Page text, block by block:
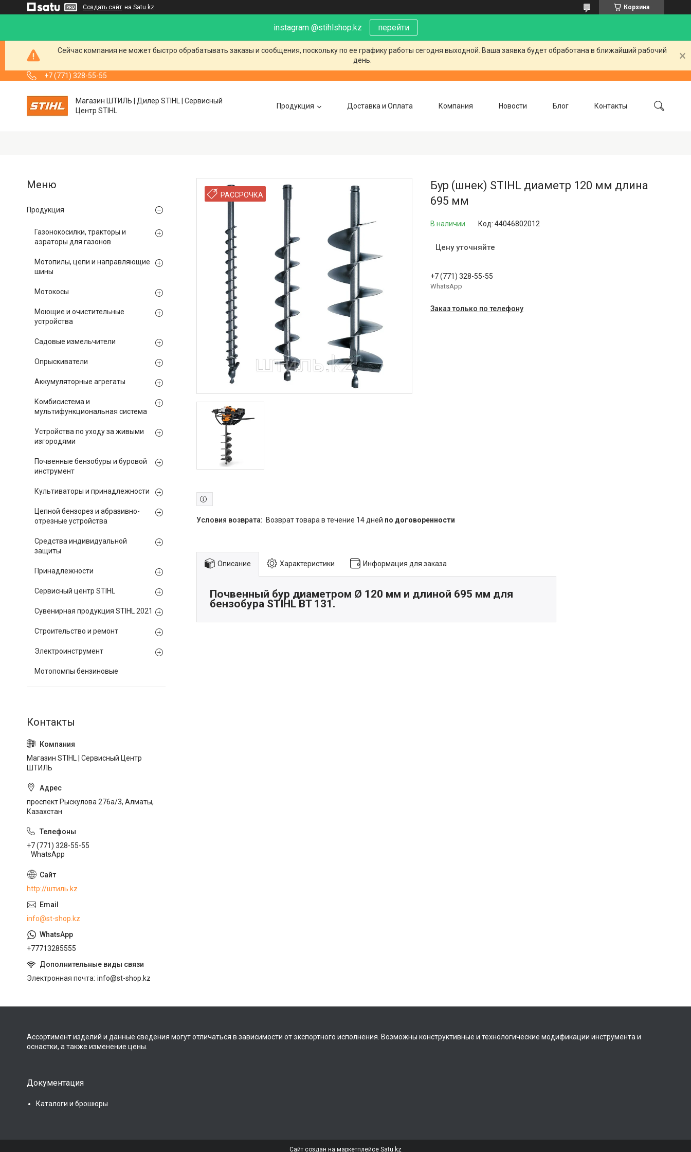
Создать сайт на Satu.kz Корзина
instagram @stihlshop.kz перейти
Сейчас компания не может быстро обрабатывать заказы и сообщения, поскольку по ее графику работы сегодня выходной. Ваша заявка будет обработана в ближайший рабочий
день.
+7 (771) 328-55-55
Магазин ШТИЛЬ | Дилер STIHL | Сервисный
Центр STIHL
Продукция Доставка и Оплата Компания Новости Блог Контакты
РАССРОЧКА
Бур (шнек) STIHL диаметр 120 мм длина
695 мм
В наличии Код: 44046802012
Цену уточняйте
+7 (771) 328-55-55
WhatsApp
Заказ только по телефону
возврат товара в течение 14 дней по договоренности
Описание Характеристики Информация для заказа
Почвенный бур диаметром Ø 120 мм и длиной 695 мм для
бензобура STIHL BT 131.
Продукция
Газонокосилки, тракторы и
аэраторы для газонов
Мотопилы, цепи и направляющие
шины
Мотокосы
Моющие и очистительные
устройства
Садовые измельчители
Опрыскиватели
Аккумуляторные агрегаты
Комбисистема и
мультифункциональная система
Устройства по уходу за живыми
изгородями
Почвенные бензобуры и буровой
инструмент
Культиваторы и принадлежности
Цепной бензорез и абразивно-
отрезные устройства
Средства индивидуальной
защиты
Принадлежности
Сервисный центр STIHL
Сувенирная продукция STIHL 2021
Строительство и ремонт
Электроинструмент
Мотопомпы бензиновые
Магазин STIHL | Сервисный Центр
ШТИЛЬ
проспект Рыскулова 276а/3, Алматы,
Казахстан
+7 (771) 328-55-55
WhatsApp
http://штиль.kz
info@st-shop.kz
+77713285555
Электронная почта info@st-shop.kz
Ассортимент изделий и данные сведения могут отличаться в зависимости от экспортного исполнения. Возможны конструктивные и технологические модификации инструмента и
оснастки, а также изменение цены.
Документация
Каталоги и брошюры
Сайт создан на маркетплейсе Satu.kz